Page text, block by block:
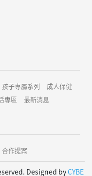
孩子專屬系列
成人保健
專區
最新消息
合作提案
Designed byCYBE